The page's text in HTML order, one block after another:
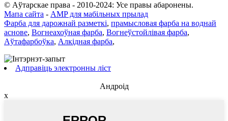
© Аўтарскае права - 2010-2024: Усе правы абаронены.
Мапа сайта - AMP для мабільных прылад
Фарба для дарожнай разметкі, прамысловая фарба на воднай
аснове, Вогнеахоўная фарба, Вогнеўстойлівая фарба,
Аўтафарбоўка, Алкідная фарба,
Адправіць электронны ліст
Андроід
x